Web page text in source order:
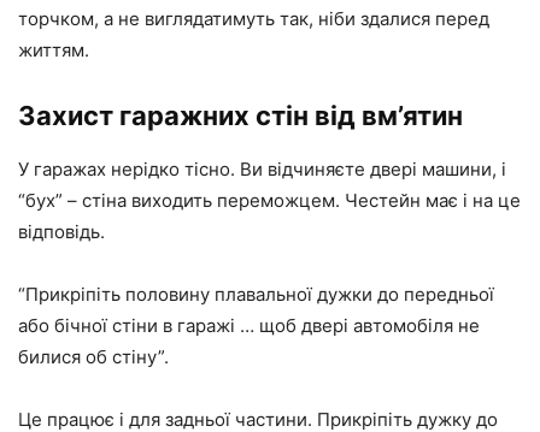
торчком, а не виглядатимуть так, ніби здалися перед
життям.
Захист гаражних стін від вм’ятин
У гаражах нерідко тісно. Ви відчиняєте двері машини, і
“бух” – стіна виходить переможцем. Честейн має і на це
відповідь.
“Прикріпіть половину плавальної дужки до передньої
або бічної стіни в гаражі … щоб двері автомобіля не
билися об стіну”.
Це працює і для задньої частини. Прикріпіть дужку до